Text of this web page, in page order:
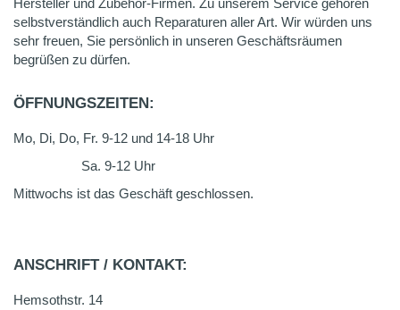
Hersteller und Zubehör-Firmen. Zu unserem Service gehören
selbstverständlich auch Reparaturen aller Art. Wir würden uns
sehr freuen, Sie persönlich in unseren Geschäftsräumen
begrüßen zu dürfen.
ÖFFNUNGSZEITEN:
Mo, Di, Do, Fr. 9-12 und 14-18 Uhr
Sa. 9-12 Uhr
Mittwochs ist das Geschäft geschlossen.
ANSCHRIFT / KONTAKT:
Hemsothstr. 14